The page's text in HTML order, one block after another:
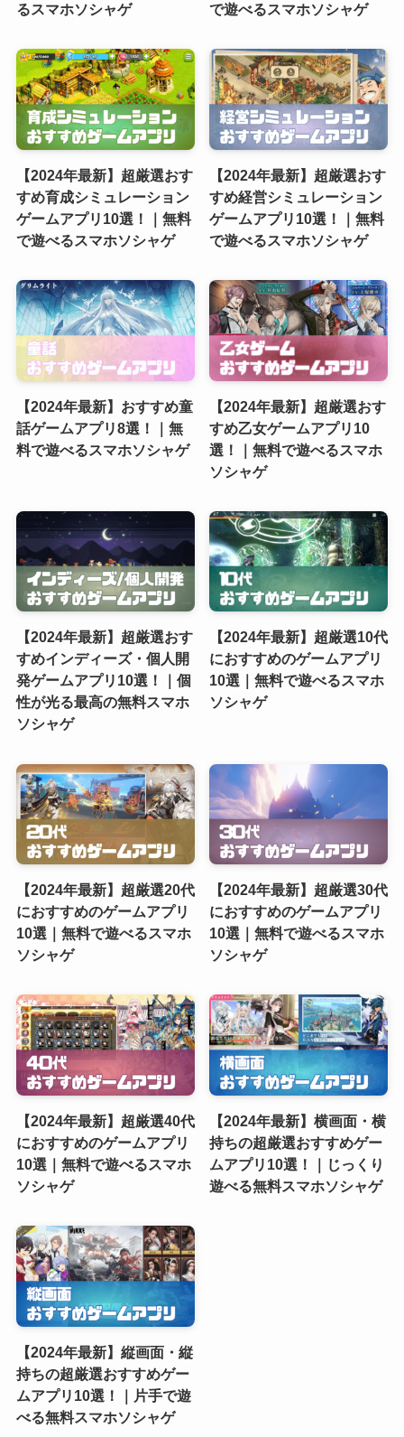
るスマホソシャゲ
で遊べるスマホソシャゲ
【2024年最新】超厳選おす
すめ育成シミュレーション
ゲームアプリ10選！｜無料
で遊べるスマホソシャゲ
【2024年最新】超厳選おす
すめ経営シミュレーション
ゲームアプリ10選！｜無料
で遊べるスマホソシャゲ
【2024年最新】おすすめ童
話ゲームアプリ8選！｜無
料で遊べるスマホソシャゲ
【2024年最新】超厳選おす
すめ乙女ゲームアプリ10
選！｜無料で遊べるスマホ
ソシャゲ
【2024年最新】超厳選おす
すめインディーズ・個人開
発ゲームアプリ10選！｜個
性が光る最高の無料スマホ
ソシャゲ
【2024年最新】超厳選10代
におすすめのゲームアプリ
10選｜無料で遊べるスマホ
ソシャゲ
【2024年最新】超厳選20代
におすすめのゲームアプリ
10選｜無料で遊べるスマホ
ソシャゲ
【2024年最新】超厳選30代
におすすめのゲームアプリ
10選｜無料で遊べるスマホ
ソシャゲ
【2024年最新】超厳選40代
におすすめのゲームアプリ
10選｜無料で遊べるスマホ
ソシャゲ
【2024年最新】横画面・横
持ちの超厳選おすすめゲー
ムアプリ10選！｜じっくり
遊べる無料スマホソシャゲ
【2024年最新】縦画面・縦
持ちの超厳選おすすめゲー
ムアプリ10選！｜片手で遊
べる無料スマホソシャゲ